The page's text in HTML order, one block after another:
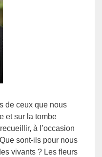
de ceux que nous
et sur la tombe
à l’occasion
sont-ils pour nous
vivants ? Les fleurs